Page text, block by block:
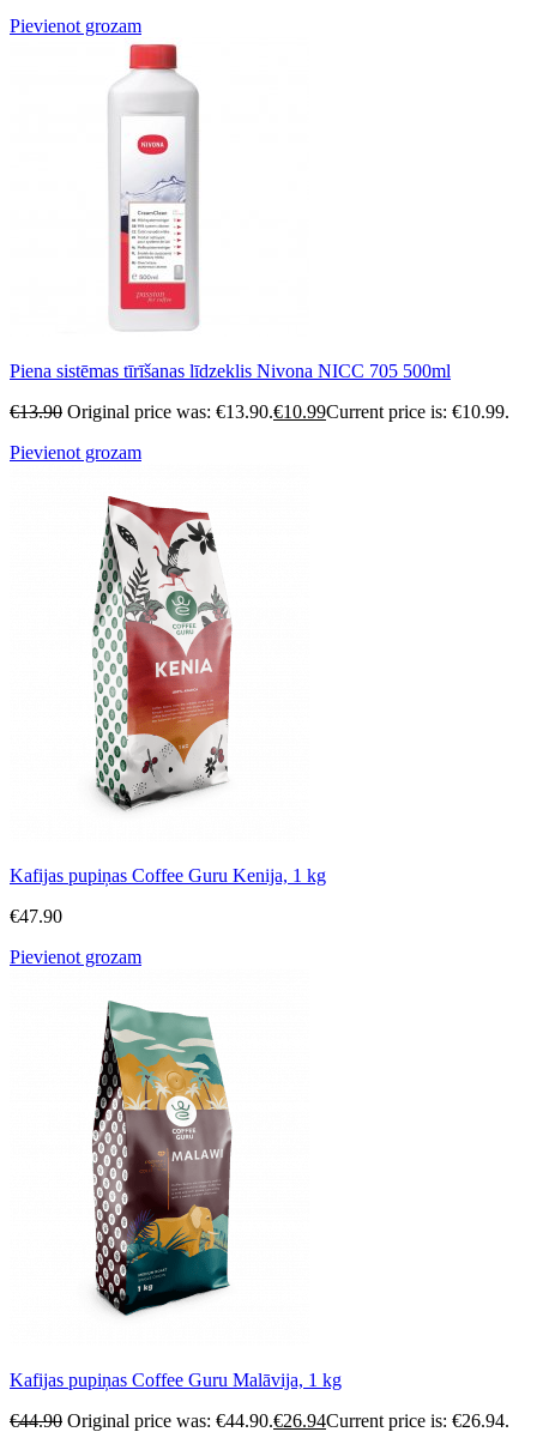
Pievienot grozam
Piena sistēmas tīrīšanas līdzeklis Nivona NICC 705 500ml
€13.90 Original price was: €13.90.€10.99Current price is: €10.99.
Pievienot grozam
Kafijas pupiņas Coffee Guru Kenija, 1 kg
€47.90
Pievienot grozam
Kafijas pupiņas Coffee Guru Malāvija, 1 kg
€44.90 Original price was: €44.90.€26.94Current price is: €26.94.